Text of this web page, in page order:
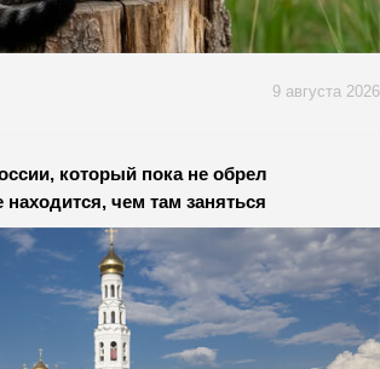
9 августа 2026
который пока не обрел
находится, чем там заняться